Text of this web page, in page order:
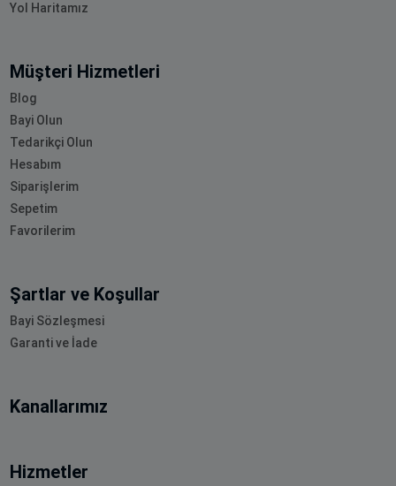
Yol Haritamız
Müşteri Hizmetleri
Blog
Bayi Olun
Tedarikçi Olun
Hesabım
Siparişlerim
Sepetim
Favorilerim
Şartlar ve Koşullar
Bayi Sözleşmesi
Garanti ve İade
Kanallarımız
Hizmetler